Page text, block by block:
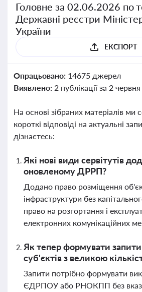
Головне за 02.06.2026 по
Державні реєстри
України
ЕКСПОРТ
Опрацьовано: 14675 джерел
Виявлено: 2 публікації за 2 червня
На основі зібраних матеріалів ми
короткі відповіді на актуальні
дізнаєтесь:
Які нові види сервітутів
оновленому ДРРП?
Додано право розміщення
інфраструктури без
право на розгортання і
електронних комунікаційних
Як тепер формувати
суб'єктів з великою
Запити потрібно формувати
ЄДРПОУ або РНОКПП без